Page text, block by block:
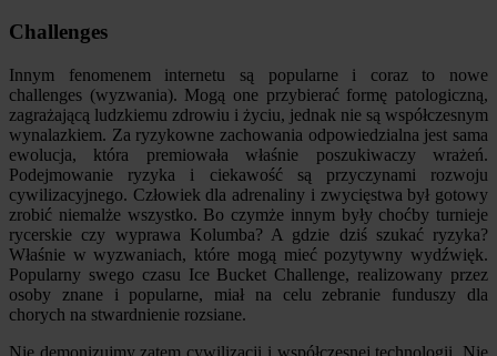
Challenges
Innym fenomenem internetu są popularne i coraz to nowe
challenges (wyzwania). Mogą one przybierać formę patologiczną,
zagrażającą ludzkiemu zdrowiu i życiu, jednak nie są współczesnym
wynalazkiem. Za ryzykowne zachowania odpowiedzialna jest sama
ewolucja, która premiowała właśnie poszukiwaczy wrażeń.
Podejmowanie ryzyka i ciekawość są przyczynami rozwoju
cywilizacyjnego. Człowiek dla adrenaliny i zwycięstwa był gotowy
zrobić niemalże wszystko. Bo czymże innym były choćby turnieje
rycerskie czy wyprawa Kolumba? A gdzie dziś szukać ryzyka?
Właśnie w wyzwaniach, które mogą mieć pozytywny wydźwięk.
Popularny swego czasu Ice Bucket Challenge, realizowany przez
osoby znane i popularne, miał na celu zebranie funduszy dla
chorych na stwardnienie rozsiane.